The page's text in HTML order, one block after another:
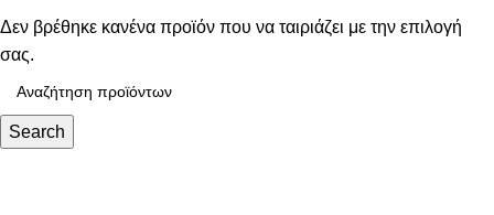
Δεν βρέθηκε κανένα προϊόν που να ταιριάζει με την επιλογή
σας.
Search